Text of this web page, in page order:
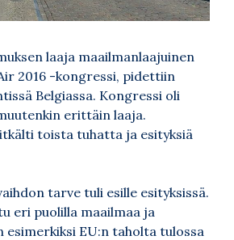
laaja maailmanlaajuinen
2016 -kongressi, pidettiin
Belgiassa. Kongressi oli
erittäin laaja.
toista tuhatta ja esityksiä
tarve tuli esille esityksissä.
eri puolilla maailmaa ja
esimerkiksi EU:n taholta tulossa